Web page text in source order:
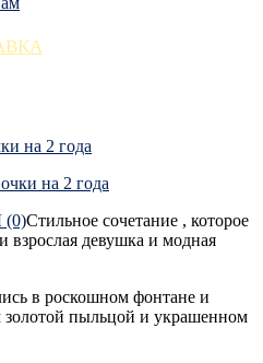
на 2 года
Стильное сочетание , которое
взрослая девушка и модная
в роскошном фонтане и
пыльцой и украшенном